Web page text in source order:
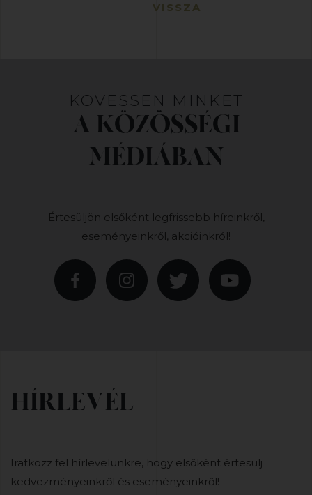
VISSZA
KÖVESSEN MINKET
A KÖZÖSSÉGI
MÉDIÁBAN
Értesüljön elsőként legfrissebb híreinkről,
eseményeinkről, akcióinkról!
HÍRLEVÉL
Iratkozz fel hírlevelünkre, hogy elsőként értesülj
kedvezményeinkről és eseményeinkről!